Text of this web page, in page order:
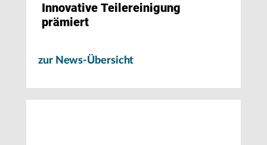
Innovative Teilereinigung
prämiert
zur News-Übersicht